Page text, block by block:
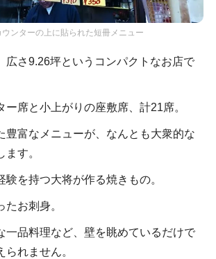
ウンターの上に貼られた短冊メニュー
広さ9.26坪というコンパクトなお店で
ー席と小上がりの座敷席、計21席。
豊富なメニューが、なんとも大衆的な
す。
験を持つ大将が作る焼きもの。
お刺身。
一品料理など、壁を眺めているだけで
られません。